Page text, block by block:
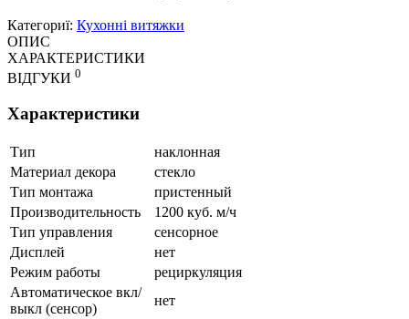
Категориї: Кухонні витяжки
ОПИС
ХАРАКТЕРИСТИКИ
ВІДГУКИ 0
Характеристики
Тип
наклонная
Материал декора
стекло
Тип монтажа
пристенный
Производительность
1200 куб. м/ч
Тип управления
сенсорное
Дисплей
нет
Режим работы
рециркуляция
Автоматическое вкл/
выкл (сенсор)
нет